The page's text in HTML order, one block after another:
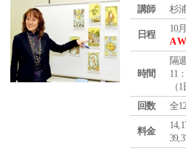
講師 杉
日程
10
A
時間
隔
11
（
回数
全
料金